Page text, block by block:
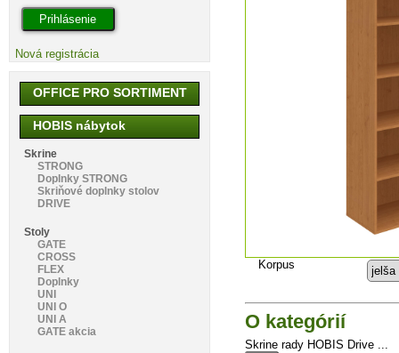
Korpus
O kategórií
Skrine rady HOBIS Drive ...
Nová registrácia
OFFICE PRO SORTIMENT
HOBIS nábytok
Skrine
STRONG
Doplnky STRONG
Skriňové doplnky stolov
DRIVE
Stoly
GATE
CROSS
FLEX
Doplnky
UNI
UNI O
UNI A
GATE akcia